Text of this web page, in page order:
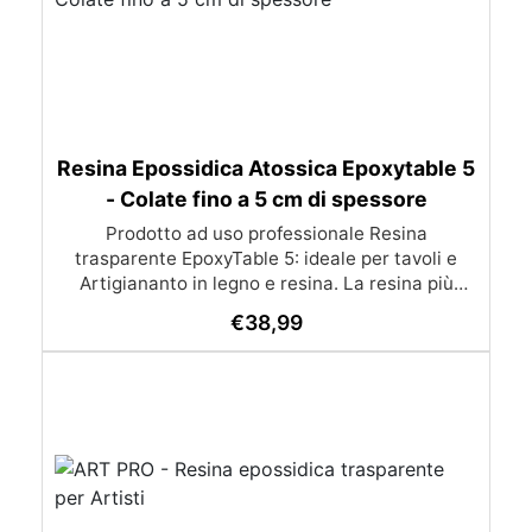
Resina Epossidica Atossica Epoxytable 5
- Colate fino a 5 cm di spessore
Prodotto ad uso professionale Resina
trasparente EpoxyTable 5: ideale per tavoli e
Artigiananto in legno e resina. La resina più
perfetta per colate di alto spessore fino a 5 cm.
Applicazioni Principali: Realizzazione di tavoli in
monete, pietre, ecc) Colate riempitive in
spessore dentro stampi e cassaforme
Caratteristiche principali: ✅ Bassissima
€38,99